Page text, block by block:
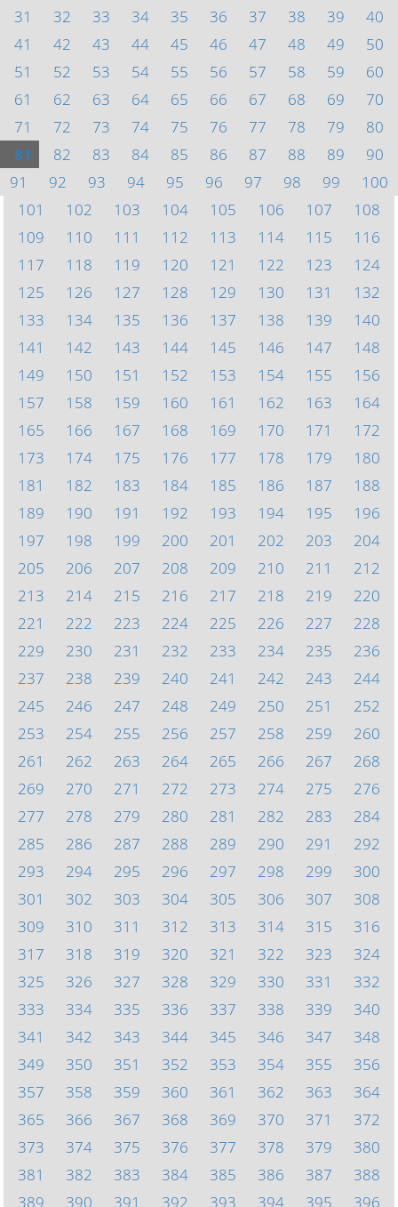
31
32 33 34 35 36 37 38 39
40
41
42 43 44 45 46 47 48 49
50
51
52 53 54 55 56 57 58 59
60
61
62 63 64 65 66 67 68 69
70
71
72 73 74 75 76 77 78 79
80
81
82 83 84 85 86 87 88 89
90
91
92 93 94 95 96 97 98 99
100
101
102 103 104 105 106 107
108
109
110 111 112 113 114 115
116
117
118 119 120 121 122 123
124
125
126 127 128 129 130 131
132
133
134 135 136 137 138 139
140
141
142 143 144 145 146 147
148
149
150 151 152 153 154 155
156
157
158 159 160 161 162 163
164
165
166 167 168 169 170 171
172
173
174 175 176 177 178 179
180
181
182 183 184 185 186 187
188
189
190 191 192 193 194 195
196
197
198 199 200 201 202 203
204
205
206 207 208 209 210 211
212
213
214 215 216 217 218 219
220
221
222 223 224 225 226 227
228
229
230 231 232 233 234 235
236
237
238 239 240 241 242 243
244
245
246 247 248 249 250 251
252
253
254 255 256 257 258 259
260
261
262 263 264 265 266 267
268
269
270 271 272 273 274 275
276
277
278 279 280 281 282 283
284
285
286 287 288 289 290 291
292
293
294 295 296 297 298 299
300
301
302 303 304 305 306 307
308
309
310 311 312 313 314 315
316
317
318 319 320 321 322 323
324
325
326 327 328 329 330 331
332
333
334 335 336 337 338 339
340
341
342 343 344 345 346 347
348
349
350 351 352 353 354 355
356
357
358 359 360 361 362 363
364
365
366 367 368 369 370 371
372
373
374 375 376 377 378 379
380
381
382 383 384 385 386 387
388
389
390 391 392 393 394 395 396